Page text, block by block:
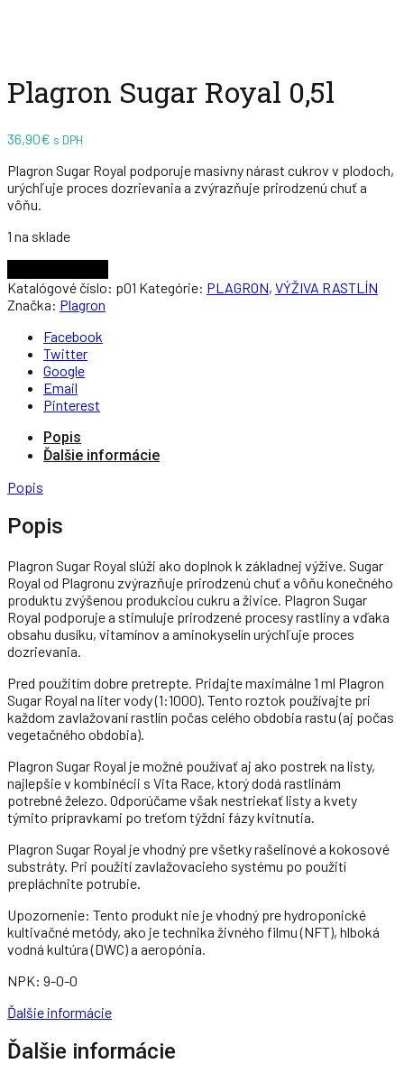
Plagron Sugar Royal 0,5l
36,90€ s DPH
Plagron Sugar Royal podporuje masívny nárast cukrov v plodoch,
urýchľuje proces dozrievania a zvýrazňuje prirodzenú chuť a
vôňu.
1 na sklade
Katalógové číslo: p01 Kategórie: PLAGRON, VÝŽIVA RASTLÍN
Značka: Plagron
Facebook
Twitter
Google
Email
Pinterest
Popis
Ďalšie informácie
Popis
Popis
Plagron Sugar Royal slúži ako doplnok k základnej výžive. Sugar
Royal od Plagronu zvýrazňuje prirodzenú chuť a vôňu konečného
produktu zvýšenou produkciou cukru a živice. Plagron Sugar
Royal podporuje a stimuluje prirodzené procesy rastliny a vďaka
obsahu dusíku, vitamínov a aminokyselín urýchľuje proces
dozrievania.
Pred použitím dobre pretrepte. Pridajte maximálne 1 ml Plagron
Sugar Royal na liter vody (1:1000). Tento roztok používajte pri
každom zavlažovaní rastlín počas celého obdobia rastu (aj počas
vegetačného obdobia).
Plagron Sugar Royal je možné používať aj ako postrek na listy,
najlepšie v kombinécii s Vita Race, ktorý dodá rastlinám
potrebné železo. Odporúčame však nestriekať listy a kvety
týmito prípravkami po treťom týždni fázy kvitnutia.
Plagron Sugar Royal je vhodný pre všetky rašelinové a kokosové
substráty. Pri použití zavlažovacieho systému po použití
prepláchnite potrubie.
Upozornenie: Tento produkt nie je vhodný pre hydroponické
kultivačné metódy, ako je technika živného filmu (NFT), hlboká
vodná kultúra (DWC) a aeropónia.
NPK: 9-0-0
Ďalšie informácie
Ďalšie informácie